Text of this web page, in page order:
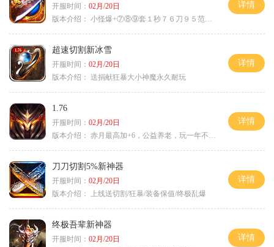
开服时间： 02月/20日
版本介绍： 小怪爆+⑦⑧⑨套１秒７６刀９５范围捡
详情
超速切割新冰雪
开服时间： 02月/20日
版本介绍： 送捐献狂暴大小神魔永久耐玩
详情
1.76
开服时间： 02月/20日
版本介绍： 赤月最高加+6，公益养老，玩一年不腻，屠龙
详情
刀刀切割5%新神器
开服时间： 02月/20日
版本介绍：
上线送切割/狂暴/装备保值/终极乱爆
详情
终极吾辈新神器
开服时间： 02月/20日
详情